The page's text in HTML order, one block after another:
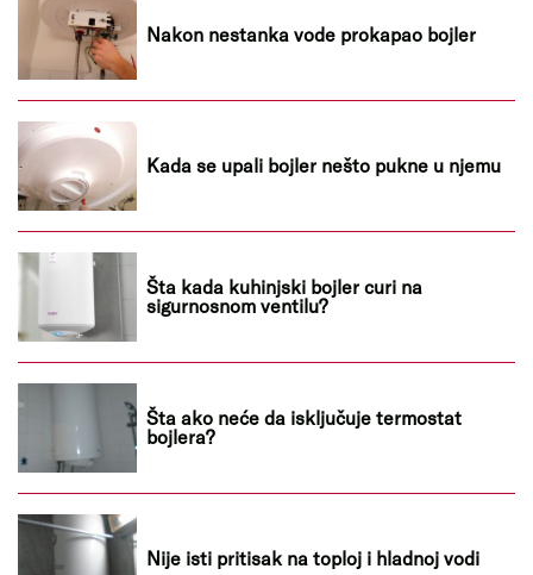
Nakon nestanka vode prokapao bojler
Kada se upali bojler nešto pukne u njemu
Šta kada kuhinjski bojler curi na
sigurnosnom ventilu?
Šta ako neće da isključuje termostat
bojlera?
Nije isti pritisak na toploj i hladnoj vodi